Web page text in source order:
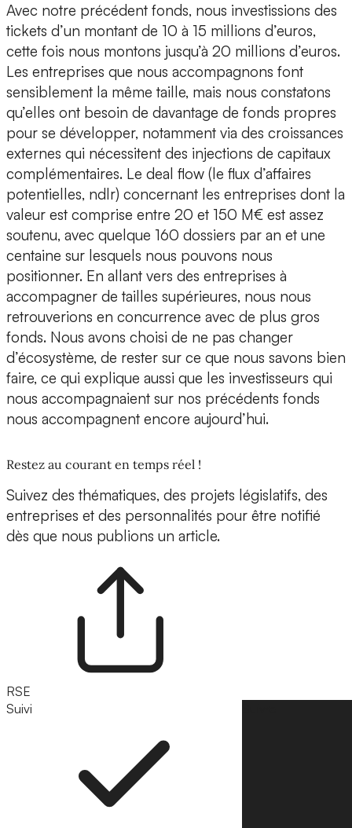
Avec notre précédent fonds, nous investissions des
tickets d’un montant de 10 à 15 millions d’euros,
cette fois nous montons jusqu’à 20 millions d’euros.
Les entreprises que nous accompagnons font
sensiblement la même taille, mais nous constatons
qu’elles ont besoin de davantage de fonds propres
pour se développer, notamment via des croissances
externes qui nécessitent des injections de capitaux
complémentaires. Le deal flow (le flux d’affaires
potentielles, ndlr) concernant les entreprises dont la
valeur est comprise entre 20 et 150 M€ est assez
soutenu, avec quelque 160 dossiers par an et une
centaine sur lesquels nous pouvons nous
positionner. En allant vers des entreprises à
accompagner de tailles supérieures, nous nous
retrouverions en concurrence avec de plus gros
fonds. Nous avons choisi de ne pas changer
d’écosystème, de rester sur ce que nous savons bien
faire, ce qui explique aussi que les investisseurs qui
nous accompagnaient sur nos précédents fonds
nous accompagnent encore aujourd’hui.
Restez au courant en temps réel !
Suivez des thématiques, des projets législatifs, des
entreprises et des personnalités pour être notifié
dès que nous publions un article.
RSE
Suivi